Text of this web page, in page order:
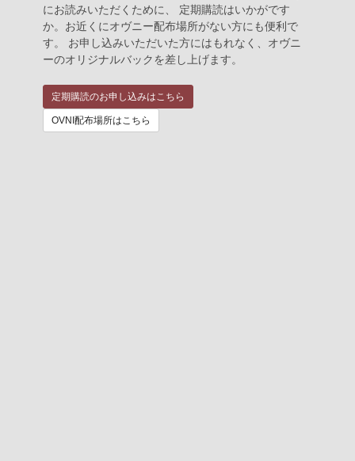
にお読みいただくために、 定期購読はいかがです
か。お近くにオヴニー配布場所がない方にも便利で
す。 お申し込みいただいた方にはもれなく、オヴニ
ーのオリジナルバックを差し上げます。
定期購読のお申し込みはこちら
OVNI配布場所はこちら